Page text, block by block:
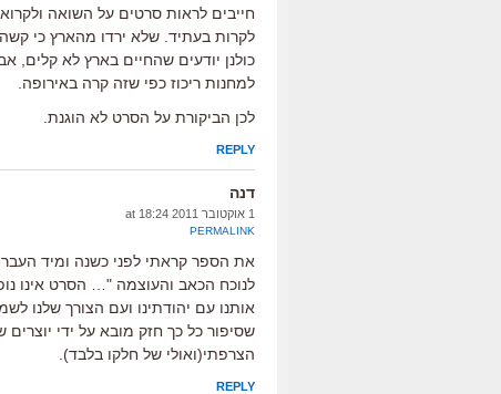
חייבים לראות סרטים על השואה
לקרות בעתיד. שלא ירדו מהארץ כי
כולנן יודעים שהחיים בארץ לא קלים,
למחנות ריכוז כפי שזה קרה באירופה.
לכן הביקורת על הסרט לא הוגנת.
REPLY
דנה
1 אוקטובר 2011 at 18:24
PERMALINK
את הספר קראתי לפני כשנה ומיד
לנוכח הכאב והעוצמה "… הסרט אינו
אותנו עם יהודתינו ועם הצורך שלנו
שסיפור כל כך חזק מובא על ידי
הצרפתי(ואולי של חלקו בלבד).
REPLY